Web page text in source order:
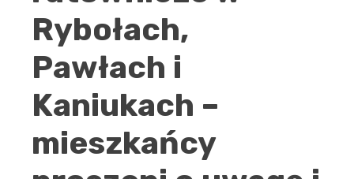
Rybołach,
Pawłach i
Kaniukach –
mieszkańcy